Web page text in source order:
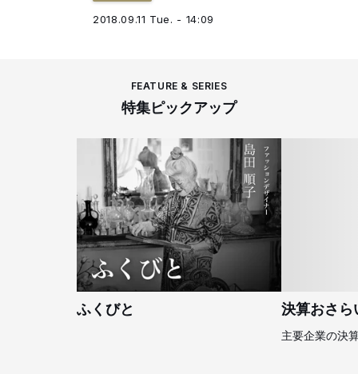
2018.09.11 Tue. - 14:09
FEATURE & SERIES
特集ピックアップ
ふくびと 決算おさら
主要企業の決